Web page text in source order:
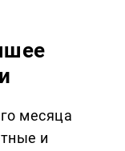
месяца
и